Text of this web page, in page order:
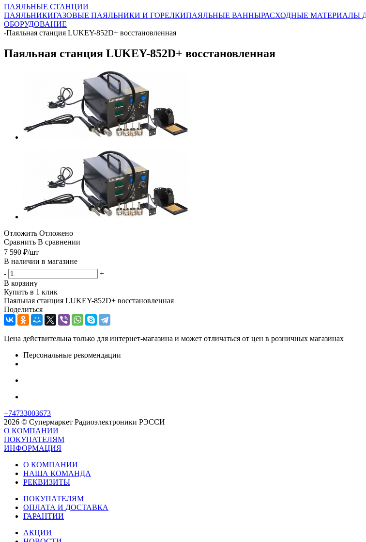
ПАЯЛЬНЫЕ СТАНЦИИ
ПАЯЛЬНИКИГАЗОВЫЕ ПАЯЛЬНИКИ И ГОРЕЛКИПАЯЛЬНЫЕ ВАННЫРАСХОДНЫЕ МАТЕРИАЛЫ
ОБОРУДОВАНИЕ
-Паяльная станция LUKEY-852D+ восстановленная
Паяльная станция LUKEY-852D+ восстановленная
Отложить Отложено
Сравнить В сравнении
7 590 ₽/шт
В наличии в магазине
-
+
В корзину
Купить в 1 клик
Паяльная станция LUKEY-852D+ восстановленная
Поделиться
Цена действительна только для интернет-магазина и может отличаться от цен в розничных магазинах
Персональные рекомендации
+74733003673
2026 © Супермаркет Радиоэлектроники РЭССИ
О КОМПАНИИ
ПОКУПАТЕЛЯМ
ИНФОРМАЦИЯ
О КОМПАНИИ
НАША КОМАНДА
РЕКВИЗИТЫ
ПОКУПАТЕЛЯМ
ОПЛАТА И ДОСТАВКА
ГАРАНТИИ
АКЦИИ